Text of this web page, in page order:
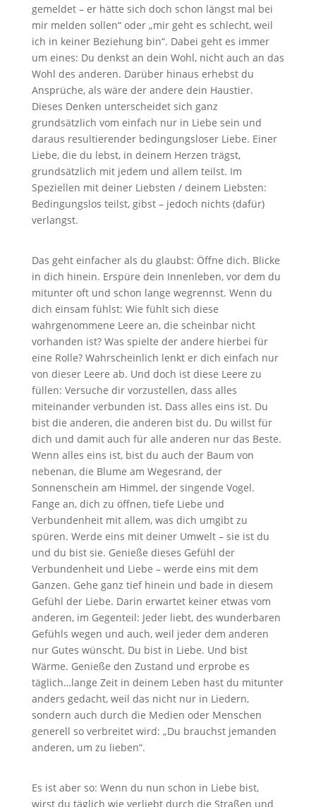
gemeldet – er hätte sich doch schon längst mal bei
mir melden sollen“ oder „mir geht es schlecht, weil
ich in keiner Beziehung bin“. Dabei geht es immer
um eines: Du denkst an dein Wohl, nicht auch an das
Wohl des anderen. Darüber hinaus erhebst du
Ansprüche, als wäre der andere dein Haustier.
Dieses Denken unterscheidet sich ganz
grundsätzlich vom einfach nur in Liebe sein und
daraus resultierender bedingungsloser Liebe. Einer
Liebe, die du lebst, in deinem Herzen trägst,
grundsätzlich mit jedem und allem teilst. Im
Speziellen mit deiner Liebsten / deinem Liebsten:
Bedingungslos teilst, gibst – jedoch nichts (dafür)
verlangst.
Das geht einfacher als du glaubst: Öffne dich. Blicke
in dich hinein. Erspüre dein Innenleben, vor dem du
mitunter oft und schon lange wegrennst. Wenn du
dich einsam fühlst: Wie fühlt sich diese
wahrgenommene Leere an, die scheinbar nicht
vorhanden ist? Was spielte der andere hierbei für
eine Rolle? Wahrscheinlich lenkt er dich einfach nur
von dieser Leere ab. Und doch ist diese Leere zu
füllen: Versuche dir vorzustellen, dass alles
miteinander verbunden ist. Dass alles eins ist. Du
bist die anderen, die anderen bist du. Du willst für
dich und damit auch für alle anderen nur das Beste.
Wenn alles eins ist, bist du auch der Baum von
nebenan, die Blume am Wegesrand, der
Sonnenschein am Himmel, der singende Vogel.
Fange an, dich zu öffnen, tiefe Liebe und
Verbundenheit mit allem, was dich umgibt zu
spüren. Werde eins mit deiner Umwelt – sie ist du
und du bist sie. Genieße dieses Gefühl der
Verbundenheit und Liebe – werde eins mit dem
Ganzen. Gehe ganz tief hinein und bade in diesem
Gefühl der Liebe. Darin erwartet keiner etwas vom
anderen, im Gegenteil: Jeder liebt, des wunderbaren
Gefühls wegen und auch, weil jeder dem anderen
nur Gutes wünscht. Du bist in Liebe. Und bist
Wärme. Genieße den Zustand und erprobe es
täglich…lange Zeit in deinem Leben hast du mitunter
anders gedacht, weil das nicht nur in Liedern,
sondern auch durch die Medien oder Menschen
generell so verbreitet wird: „Du brauchst jemanden
anderen, um zu lieben“.
Es ist aber so: Wenn du nun schon in Liebe bist,
wirst du täglich wie verliebt durch die Straßen und